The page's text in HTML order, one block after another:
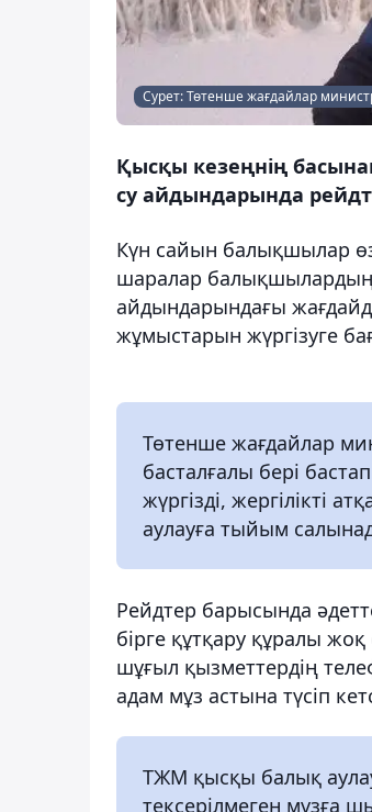
Сурет: Төтенше жағдайлар
Қысқы кезеңнің
су айдындарында
Күн сайын балықшылар
шаралар балықшылардың
айдындарындағы
жұмыстарын жүргізуге
Төтенше жағдайлар
басталғалы бері
жүргізді, жергілікті
аулауға тыйым
Рейдтер барысында
бірге құтқару құралы
шұғыл қызметтердің
адам мұз астына түсіп
ТЖМ қысқы балық
тексерілмеген мұзға